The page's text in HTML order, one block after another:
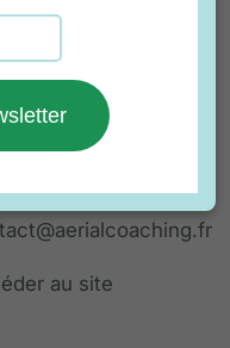
Coaching
itinérant
: 06 11 83 67 28
au site